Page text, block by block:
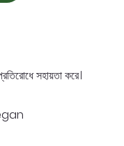
সহায়তা করে।